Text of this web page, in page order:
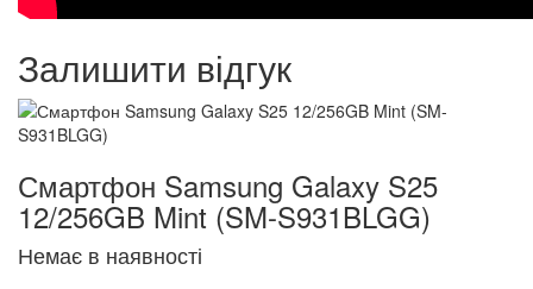
Залишити відгук
Смартфон Samsung Galaxy S25
12/256GB Mint (SM-S931BLGG)
Немає в наявності